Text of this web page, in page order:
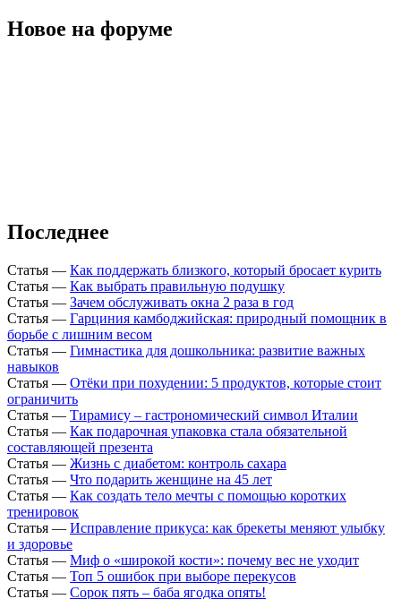
Новое на форуме
Последнее
Статья — Как поддержать близкого, который бросает курить
Статья — Как выбрать правильную подушку
Статья — Зачем обслуживать окна 2 раза в год
Статья — Гарциния камбоджийская: природный помощник в
борьбе с лишним весом
Статья — Гимнастика для дошкольника: развитие важных
навыков
Статья — Отёки при похудении: 5 продуктов, которые стоит
ограничить
Статья — Тирамису – гастрономический символ Италии
Статья — Как подарочная упаковка стала обязательной
составляющей презента
Статья — Жизнь с диабетом: контроль сахара
Статья — Что подарить женщине на 45 лет
Статья — Как создать тело мечты с помощью коротких
тренировок
Статья — Исправление прикуса: как брекеты меняют улыбку
и здоровье
Статья — Миф о «широкой кости»: почему вес не уходит
Статья — Топ 5 ошибок при выборе перекусов
Статья — Сорок пять – баба ягодка опять!